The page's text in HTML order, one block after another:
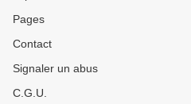
Pages
Contact
Signaler un abus
C.G.U.